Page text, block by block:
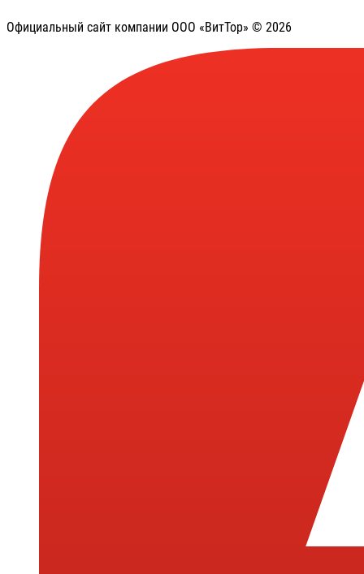
Официальный сайт компании ООО «ВитТор» © 2026